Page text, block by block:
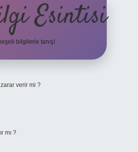
Esintisi
bilgilerle tanış!
verir mi ?
mı ?